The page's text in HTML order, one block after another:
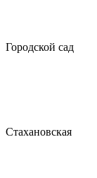
Городской сад
Стахановская